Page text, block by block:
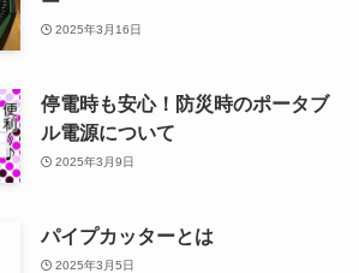
2025年3月16日
停電時も安心！防災時のポータブ
ル電源について
2025年3月9日
パイプカッターとは
2025年3月5日